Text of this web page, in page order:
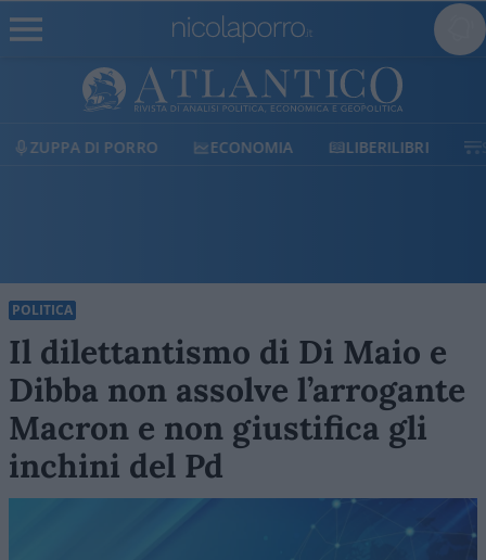
ECONOMIA LIBERILIBRI SHOP SOSTIENICI
POLITICA
Il dilettantismo di Di Maio e
Dibba non assolve l’arrogante
Macron e non giustifica gli
inchini del Pd